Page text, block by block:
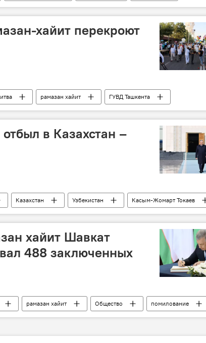
хайит перекроют
рамазан хайит
ГУВД Ташкента
в Казахстан –
Казахстан Узбекистан
Касым-Жомарт Токаев
хайит Шавкат
488 заключенных
рамазан хайит Общество
помилование